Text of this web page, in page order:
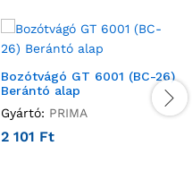
Bozótvágó GT 6001 (BC-26)
Berántó alap
Gyártó: PRIMA
2 101 Ft